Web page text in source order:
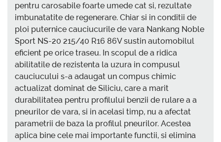
pentru carosabile foarte umede cat si, rezultate
imbunatatite de regenerare. Chiar si in conditii de
ploi puternice cauciucurile de vara Nankang Noble
Sport NS-20 215/40 R16 86V sustin automobilul
eficient pe orice traseu. In scopul de a ridica
abilitatile de rezistenta la uzura in compusul
cauciucului s-a adaugat un compus chimic
actualizat dominat de Siliciu, care a marit
durabilitatea pentru profilului benzii de rulare a a
pneurilor de vara, si in acelasi timp, nu a afectat
parametrii de baza la profilul pneurilor. Acestea
aplica bine cele mai importante functii, si elimina